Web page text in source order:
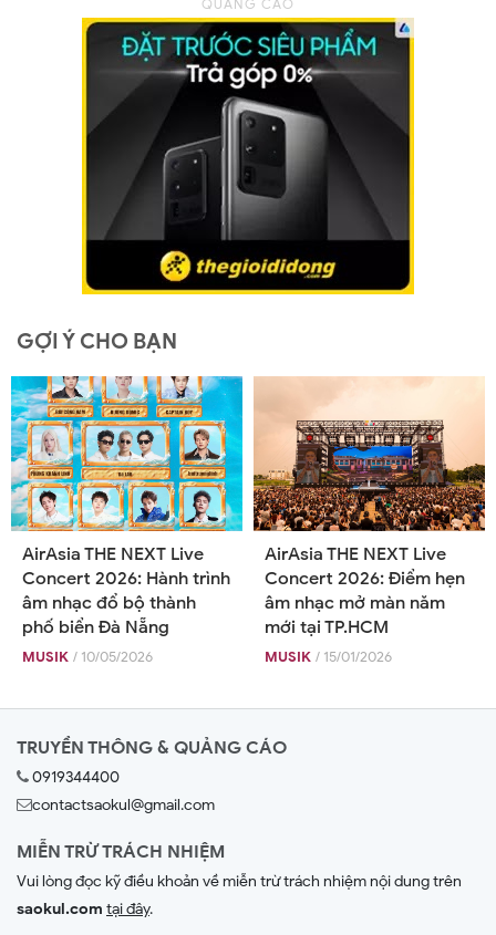
GỢI Ý CHO BẠN
AirAsia THE NEXT Live
Concert 2026: Hành trình
âm nhạc đổ bộ thành
phố biển Đà Nẵng
MUSIK / 10/05/2026
AirAsia THE NEXT Live
Concert 2026: Điểm hẹn
âm nhạc mở màn năm
mới tại TP.HCM
MUSIK / 15/01/2026
TRUYỀN THÔNG & QUẢNG CÁO
0919344400
contactsaokul@gmail.com
MIỄN TRỪ TRÁCH NHIỆM
Vui lòng đọc kỹ điều khoản về miễn trừ trách nhiệm nội dung trên
saokul.com tại đây.